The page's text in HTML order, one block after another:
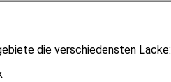
die verschiedensten Lacke: